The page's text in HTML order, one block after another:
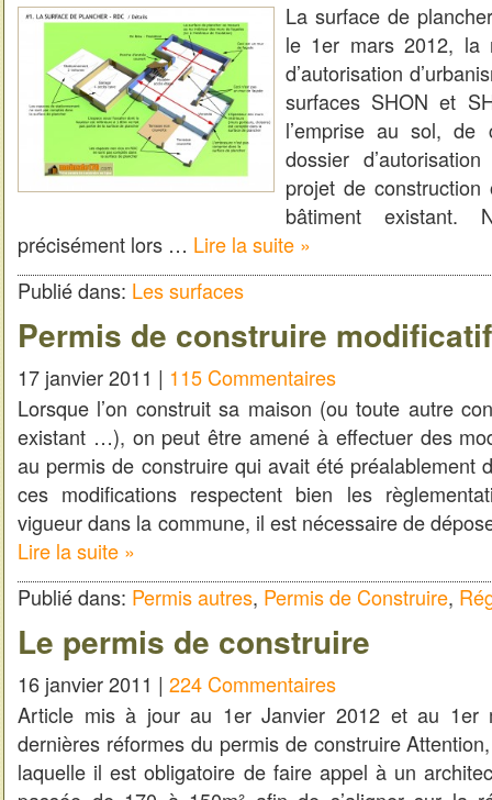
La surface de
le 1er mars 2012, la
d’autorisation
surfaces SHON et
l’emprise au sol,
dossier
projet de
bâtiment existant.
précisément lors … Lire la suite »
Publié dans: Les surfaces
Permis de construire modificatif
17 janvier 2011 | 115 Commentaires
Lorsque l’on construit sa maison (ou toute autre
existant …), on peut être amené à effectuer des
au permis de construire qui avait été préalablement
ces modifications respectent bien les
vigueur dans la commune, il est nécessaire de
Lire la suite »
Publié dans: Permis autres, Permis de Construire,
Le permis de construire
16 janvier 2011 | 224 Commentaires
Article mis à jour au 1er Janvier 2012 et au 1er
dernières réformes du permis de construire
laquelle il est obligatoire de faire appel à un